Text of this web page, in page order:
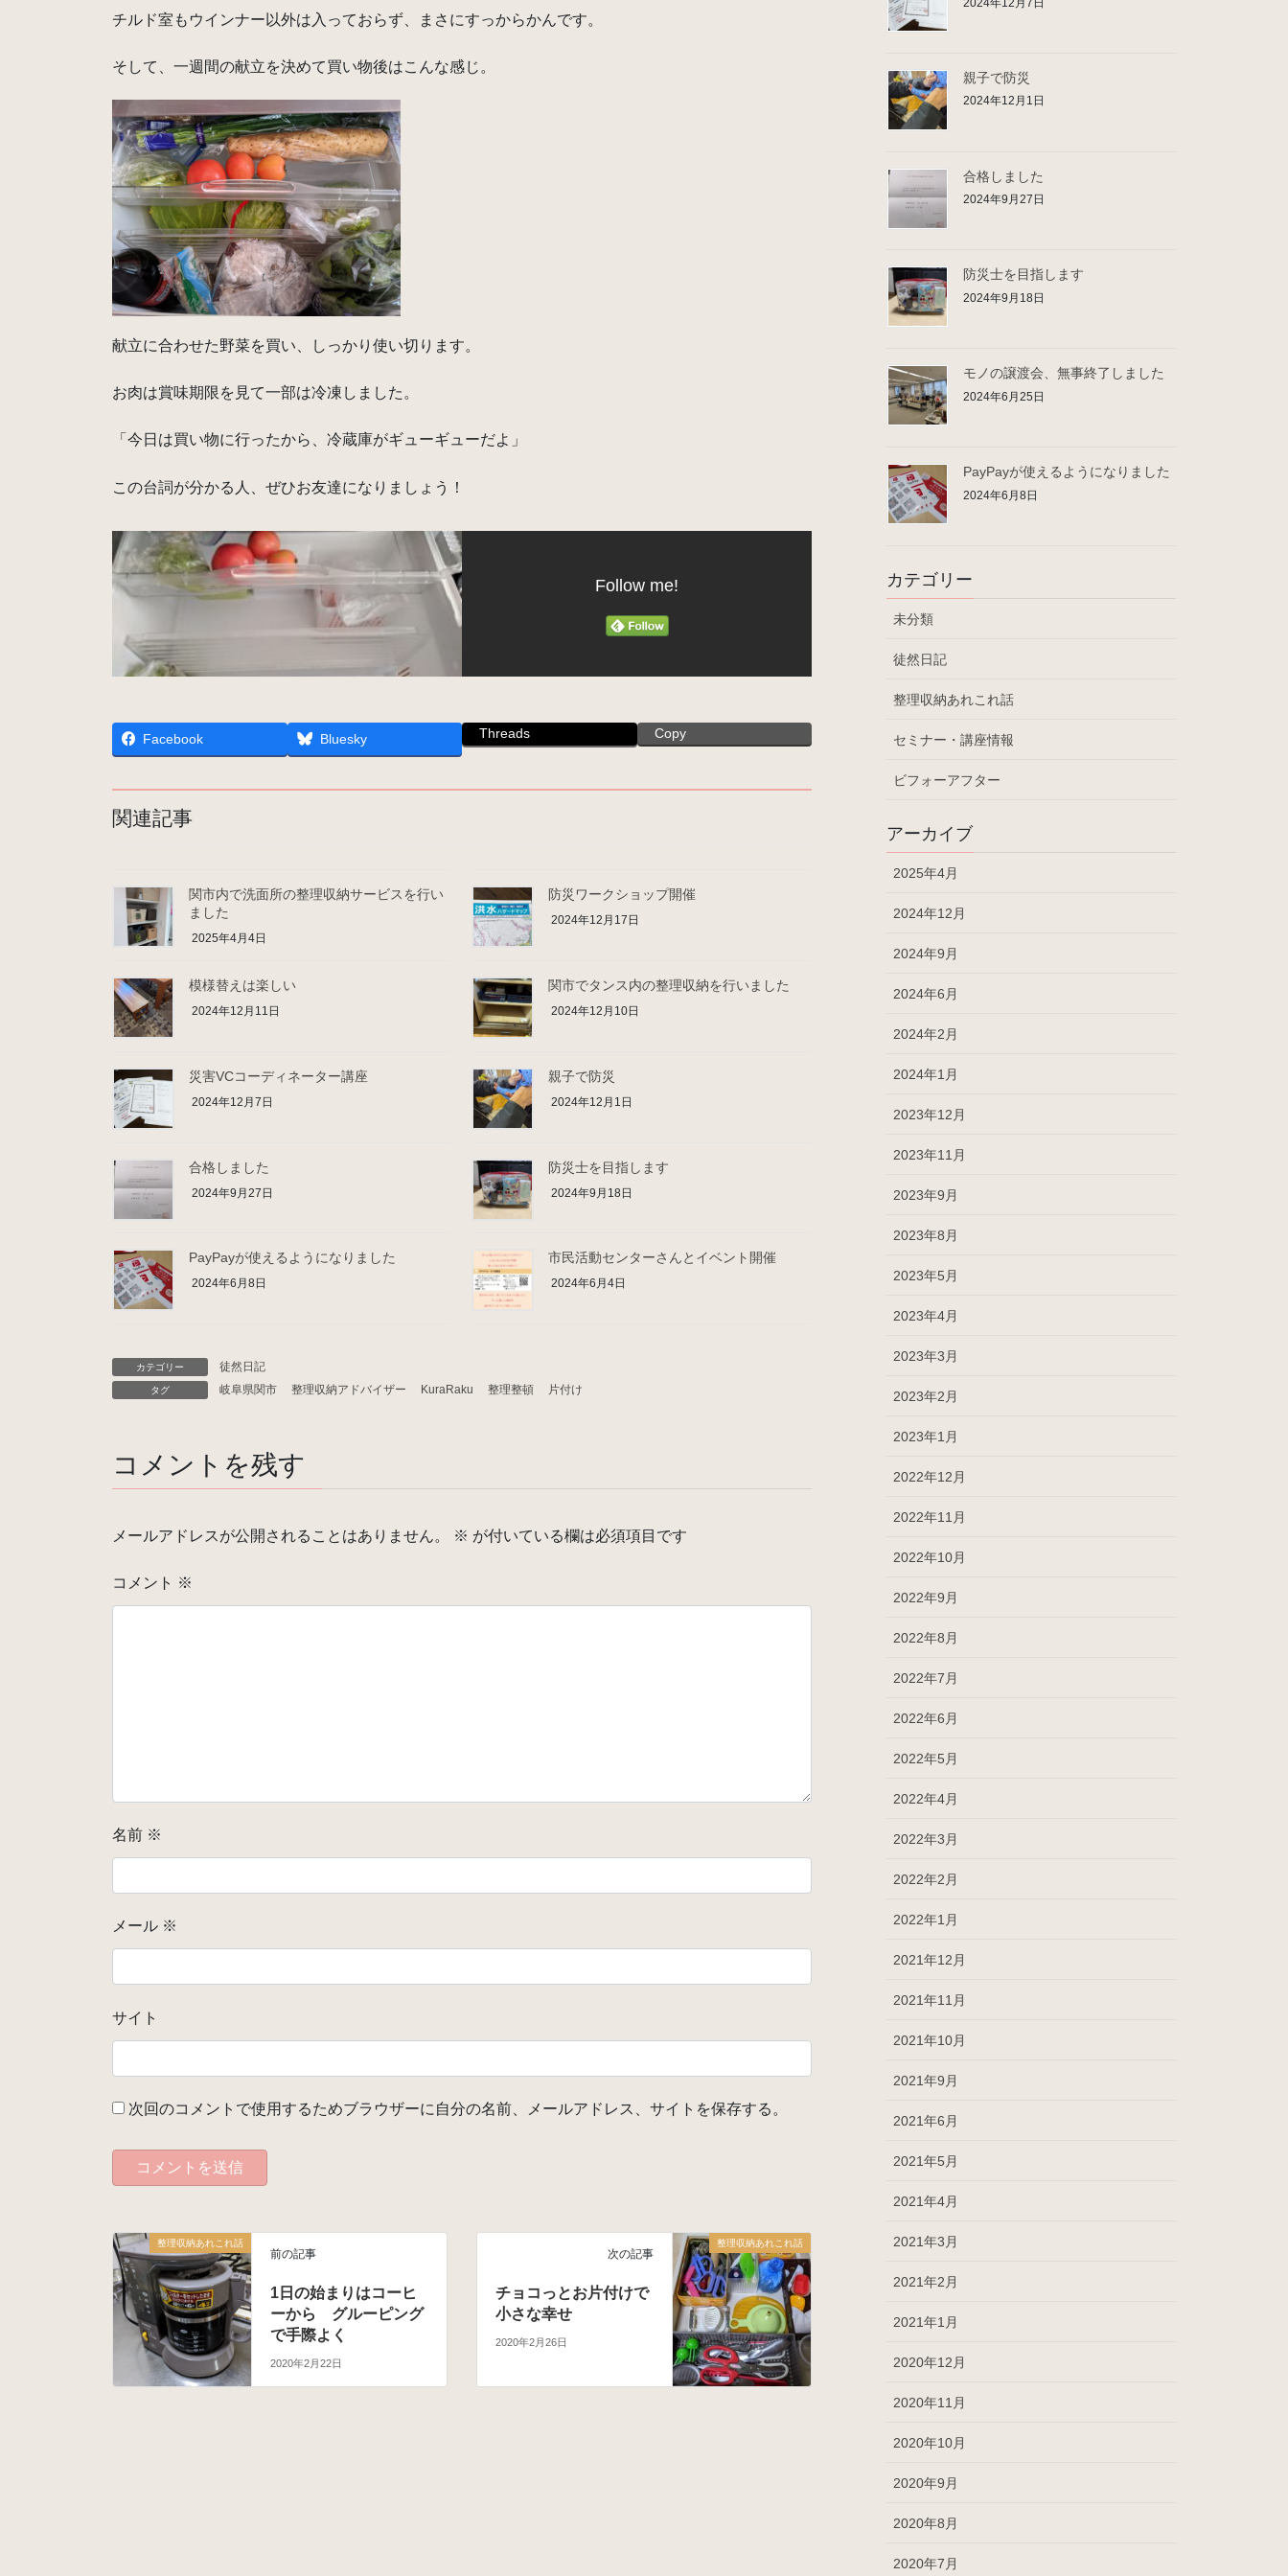
チルド室もウインナー以外は入っておらず、まさにすっからかんです。
そして、一週間の献立を決めて買い物後はこんな感じ。
献立に合わせた野菜を買い、しっかり使い切ります。
お肉は賞味期限を見て一部は冷凍しました。
「今日は買い物に行ったから、冷蔵庫がギューギューだよ」
この台詞が分かる人、ぜひお友達になりましょう！
Follow me!
Facebook Bluesky Threads Copy
関連記事
関市内で洗面所の整理収納サービスを行い
ました
2025年4月4日
防災ワークショップ開催
2024年12月17日
模様替えは楽しい
2024年12月11日
関市でタンス内の整理収納を行いました
2024年12月10日
災害VCコーディネーター講座
2024年12月7日
親子で防災
2024年12月1日
合格しました
2024年9月27日
防災士を目指します
2024年9月18日
PayPayが使えるようになりました
2024年6月8日
市民活動センターさんとイベント開催
2024年6月4日
カテゴリー 徒然日記
タグ 岐阜県関市 整理収納アドバイザー KuraRaku 整理整頓 片付け
コメントを残す
メールアドレスが公開されることはありません。 ※ が付いている欄は必須項目です
コメント ※
名前 ※
メール ※
サイト
次回のコメントで使用するためブラウザーに自分の名前、メールアドレス、サイトを保存する。
整理収納あれこれ話
前の記事
1日の始まりはコーヒ
ーから グルーピング
で手際よく
2020年2月22日
整理収納あれこれ話
次の記事
チョコっとお片付けで
小さな幸せ
2020年2月26日
親子で防災
2024年12月1日
合格しました
2024年9月27日
防災士を目指します
2024年9月18日
モノの譲渡会、無事終了しました
2024年6月25日
PayPayが使えるようになりました
2024年6月8日
カテゴリー
未分類
徒然日記
整理収納あれこれ話
セミナー・講座情報
ビフォーアフター
アーカイブ
2025年4月
2024年12月
2024年9月
2024年6月
2024年2月
2024年1月
2023年12月
2023年11月
2023年9月
2023年8月
2023年5月
2023年4月
2023年3月
2023年2月
2023年1月
2022年12月
2022年11月
2022年10月
2022年9月
2022年8月
2022年7月
2022年6月
2022年5月
2022年4月
2022年3月
2022年2月
2022年1月
2021年12月
2021年11月
2021年10月
2021年9月
2021年6月
2021年5月
2021年4月
2021年3月
2021年2月
2021年1月
2020年12月
2020年11月
2020年10月
2020年9月
2020年8月
2020年7月